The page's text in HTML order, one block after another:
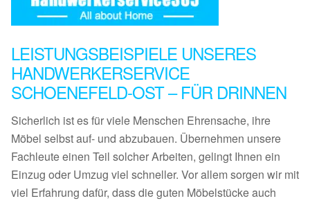
LEISTUNGSBEISPIELE UNSERES
HANDWERKERSERVICE
SCHOENEFELD-OST – FÜR DRINNEN
Sicherlich ist es für viele Menschen Ehrensache, ihre
Möbel selbst auf- und abzubauen. Übernehmen unsere
Fachleute einen Teil solcher Arbeiten, gelingt Ihnen ein
Einzug oder Umzug viel schneller. Vor allem sorgen wir mit
viel Erfahrung dafür, dass die guten Möbelstücke auch